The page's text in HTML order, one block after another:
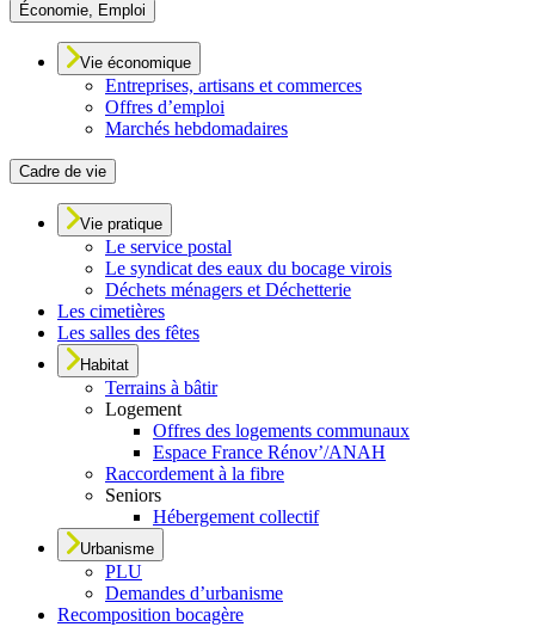
Économie, Emploi
Vie économique
Entreprises, artisans et commerces
Offres d’emploi
Marchés hebdomadaires
Cadre de vie
Vie pratique
Le service postal
Le syndicat des eaux du bocage virois
Déchets ménagers et Déchetterie
Les cimetières
Les salles des fêtes
Habitat
Terrains à bâtir
Logement
Offres des logements communaux
Espace France Rénov’/ANAH
Raccordement à la fibre
Seniors
Hébergement collectif
Urbanisme
PLU
Demandes d’urbanisme
Recomposition bocagère